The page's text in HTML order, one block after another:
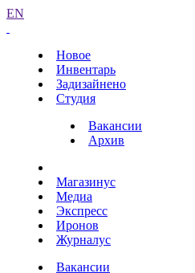
EN
Новое
Инвентарь
Задизайнено
Студия
Вакансии
Архив
Магазинус
Медиа
Экспресс
Иронов
Журналус
Вакансии